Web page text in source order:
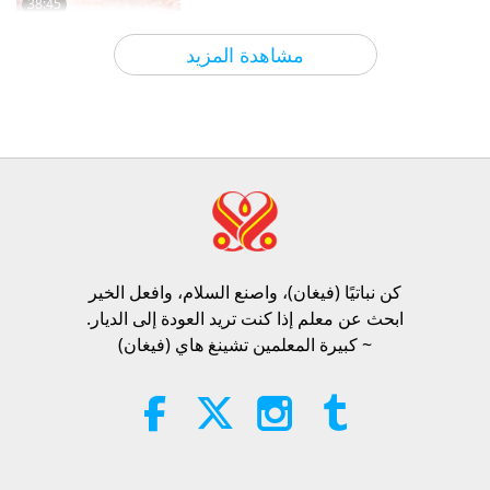
مشاهدة المزيد
38:45
بين المعلمة والتلاميذ 2026-08-06
25:38
أخبار جديرة بالاهتمام
“Fast Charge” Is Wonderful Way
Whenever Material World Begins
to Feel Too Imposing
أخبار جديرة بالاهتمام 2026-08-05
أخبار جديرة بالاهتمام
كن نباتيًا (فيغان)، واصنع السلام، وافعل الخير​
ابحث عن معلم إذا كنت تريد العودة إلى الديار.
~ كبيرة المعلمين تشينغ هاي (فيغان)